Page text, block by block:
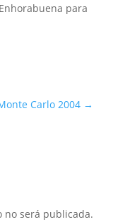
para
Carlo 2004 →
no será publicada.